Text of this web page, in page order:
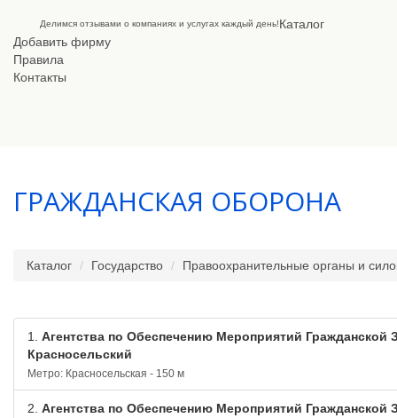
Делимся отзывами о компаниях и услугах каждый день!Каталог
Добавить фирму
Правила
Контакты
ГРАЖДАНСКАЯ ОБОРОНА
Каталог Государство Правоохранительные органы и
1.
Агентства по Обеспечению Мероприятий
Красносельский
Метро: Красносельская - 150 м
2. Агентства по Обеспечению Мероприятий